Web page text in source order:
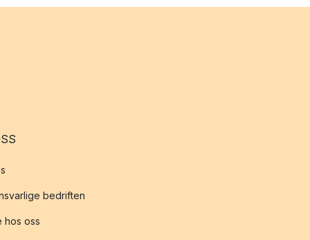
bedriften
hos oss